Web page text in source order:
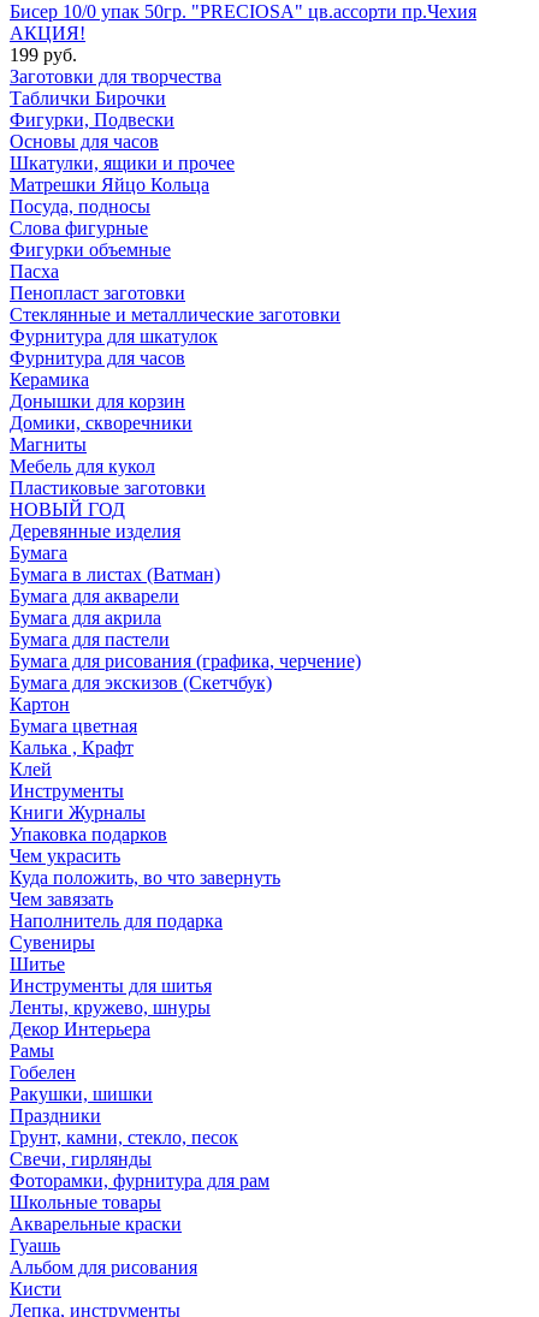
Бисер 10/0 упак 50гр. "PRECIOSA" цв.ассорти пр.Чехия
АКЦИЯ!
199 руб.
Заготовки для творчества
Таблички Бирочки
Фигурки, Подвески
Основы для часов
Шкатулки, ящики и прочее
Матрешки Яйцо Кольца
Посуда, подносы
Слова фигурные
Фигурки объемные
Пасха
Пенопласт заготовки
Стеклянные и металлические заготовки
Фурнитура для шкатулок
Фурнитура для часов
Керамика
Донышки для корзин
Домики, скворечники
Магниты
Мебель для кукол
Пластиковые заготовки
НОВЫЙ ГОД
Деревянные изделия
Бумага
Бумага в листах (Ватман)
Бумага для акварели
Бумага для акрила
Бумага для пастели
Бумага для рисования (графика, черчение)
Бумага для экскизов (Скетчбук)
Картон
Бумага цветная
Калька , Крафт
Клей
Инструменты
Книги Журналы
Упаковка подарков
Чем украсить
Куда положить, во что завернуть
Чем завязать
Наполнитель для подарка
Сувениры
Шитье
Инструменты для шитья
Ленты, кружево, шнуры
Декор Интерьера
Рамы
Гобелен
Ракушки, шишки
Праздники
Грунт, камни, стекло, песок
Свечи, гирлянды
Фоторамки, фурнитура для рам
Школьные товары
Акварельные краски
Гуашь
Альбом для рисования
Кисти
Лепка, инструменты